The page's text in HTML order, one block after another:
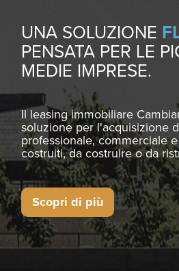
UNA SOLUZIONE
PENSATA PER LE
MEDIE IMPRESE.
Il leasing immobiliare
soluzione per l'acquisizione
professionale, commerciale
costruiti, da costruire o da
Scopri di più